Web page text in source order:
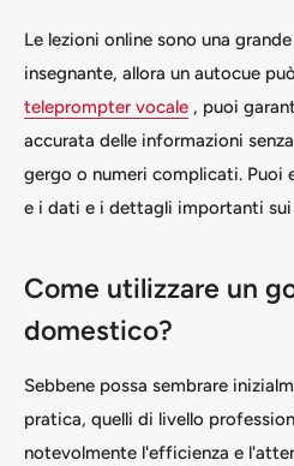
Le lezioni online sono una
insegnante, allora un autocue
teleprompter vocale , puoi
accurata delle informazioni
gergo o numeri complicati. Puoi
e i dati e i dettagli importanti
Come utilizzare un
domestico?
Sebbene possa sembrare
pratica, quelli di livello
notevolmente l'efficienza e